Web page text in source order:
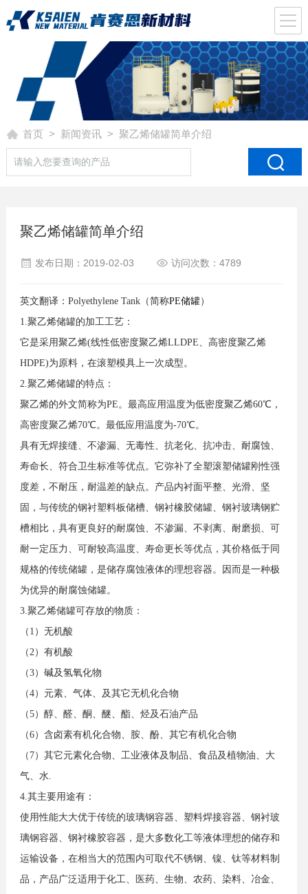
首页 > 新闻资讯> 聚乙烯储罐简单介绍
聚乙烯储罐简单介绍
发布日期：2019-02-03 访问次数：4789
英文翻译：Polyethylene Tank（简称PE储罐）
1.聚乙烯储罐的加工工艺：
它是采用聚乙烯(线性低密度聚乙烯LLDPE、高密度聚乙烯
HDPE)为原料，在滚塑模具上一次成型。
2.聚乙烯储罐的特点：
聚乙烯的外文简称为PE。最高应用温度为低密度聚乙烯60℃，
高密度聚乙烯70℃。最低应用温度为-70℃。
具有无焊接缝、不渗漏、无毒性、抗老化、抗冲击、耐腐蚀、
寿命长、符合卫生标准等优点。它弥补了全塑滚塑储罐刚性强
度差，不耐压，耐温差的缺点。产品内衬面平整、光滑、坚
固，与传统的钢衬塑料板储槽、钢衬橡胶储罐、钢衬玻璃钢贮
槽相比，具有更良好的耐腐蚀、不渗漏、不剥离、耐磨损、可
耐一定压力、可耐较高温度、寿命更长等优点，其价格低于同
规格的传统储罐，是储存腐蚀液体的理想容器。因而是一种极
为优异的耐腐蚀储罐。
3.聚乙烯储罐可存放的物质：
（1）无机酸
（2）有机酸
（3）碱及氢氧化物
（4）元素、气体、及其它无机化合物
（5）醇、醛、酮、醚、酯、烃及石油产品
（6）含卤素有机化合物、胺、酚、其它有机化合物
（7）其它元素化合物、工业液体及制品、食品及植物油、大
气、水.
4.其主要用途有：
使用性能大大优于传统的玻璃钢容器、塑料焊接容器、钢衬玻
璃钢容器、钢衬橡胶容器，是大多数化工等液体理想的储存和
运输设备，在相当大的范围内可取代不锈钢、镍、钛等材料制
品，产品广泛适用于化工、医药、生物、农药、染料、冶金、